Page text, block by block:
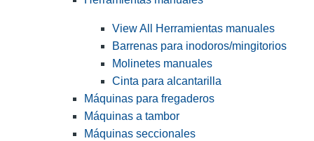
View All Herramientas manuales
Barrenas para inodoros/mingitorios
Molinetes manuales
Cinta para alcantarilla
Máquinas para fregaderos
Máquinas a tambor
Máquinas seccionales